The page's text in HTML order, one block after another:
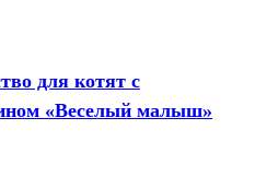
для котят с
«Веселый малыш»